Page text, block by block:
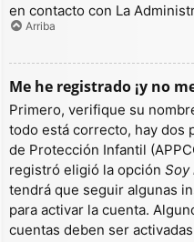
en contacto con La
Arriba
Me he registrado ¡y no
Primero, verifique su
todo está correcto, hay dos
de Protección Infantil
registró eligió la opción Soy
tendrá que seguir algunas
para activar la cuenta.
cuentas deben ser